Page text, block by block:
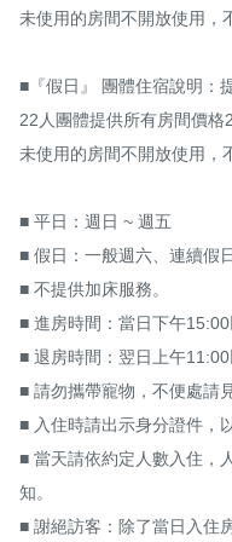
未使用的房間不開放使用，
■『假日』 團體住宿說明：
22人團體提供所有房間價格
未使用的房間不開放使用，
■ 平日：週日 ~ 週五
■ 假日：一般週六、連續假
■ 不提供加床服務。
■ 進房時間：當日下午15:00
■ 退房時間：翌日上午
■ 請勿攜帶寵物，不便處請見
■ 入住時請出示身分證件，
■ 當天請依約定人數入住，
知。
■ 謝絕訪客：除了當日入住